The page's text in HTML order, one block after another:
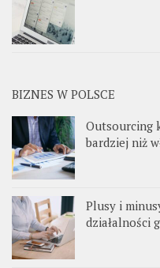
BIZNES W POLSCE
Outsourcing
bardziej niż
Plusy i
działalności